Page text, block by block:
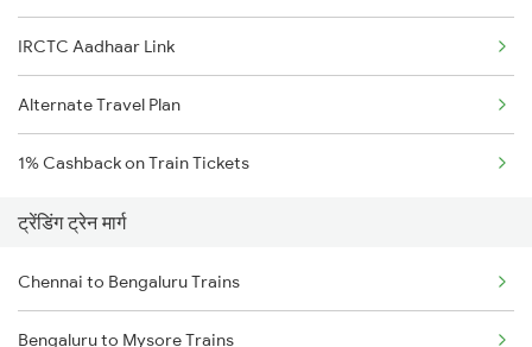
IRCTC Aadhaar Link
Alternate Travel Plan
1% Cashback on Train Tickets
ट्रेंडिंग ट्रेन मार्ग
Chennai to Bengaluru Trains
Bengaluru to Mysore Trains